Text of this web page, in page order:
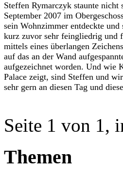
Steffen Rymarczyk staunte nicht
September 2007 im
sein Wohnzimmer entdeckte
kurz zuvor sehr feingliedrig und
mittels eines überlangen
auf das an der Wand
aufgezeichnet worden. Und wie
Palace zeigt, sind Steffen und
sehr gern an diesen Tag und
Seite 1 von 1,
Themen